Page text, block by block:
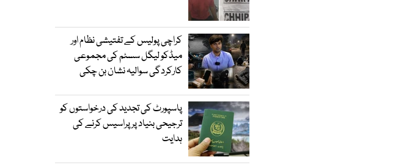
کراچی پولیس کے تفتیشی نظام اور
میڈکو لیگل سسٹم کی مجموعی
کارکردگی سوالیہ نشان بن چکی
پاسپورٹ کی تجدید کی درخواستوں کو
ترجیحی بنیاد پر پراسیس کرنے کی
ہدایت